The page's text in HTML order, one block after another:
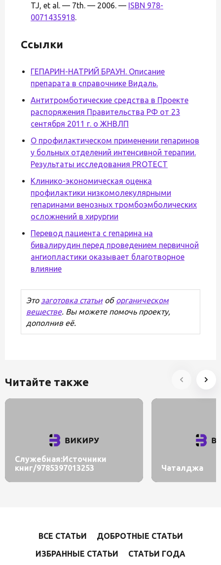
TJ, et al. — 7th. — 2006. — ISBN 978-
0071435918.
Ссылки
ГЕПАРИН-НАТРИЙ БРАУН. Описание
препарата в справочнике Видаль.
Антитромботические средства в Проекте
распоряжения Правительства РФ от 23
сентября 2011 г. о ЖНВЛП
О профилактическом применении гепаринов
у больных отделений интенсивной терапии.
Результаты исследования PROTECT
Клинико-экономическая оценка
профилактики низкомолекулярными
гепаринами венозных тромбоэмболических
осложнений в хирургии
Перевод пациента с гепарина на
бивалирудин перед проведением первичной
ангиопластики оказывает благотворное
влияние
Это заготовка статьиоб органическом
веществе. Вы можете помочь проекту,
дополнив её.
Читайте также
Служебная:Источники
книг/9785397013253
Чаталджа
ВСЕ СТАТЬИ
ДОБРОТНЫЕ СТАТЬИ
ИЗБРАННЫЕ СТАТЬИ
СТАТЬИ ГОДА